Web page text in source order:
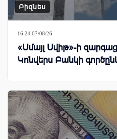
Բիզնես
16:24 07/08/26
«Սմայլ Սվիթ»-ի
Կոնվերս Բանկի